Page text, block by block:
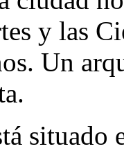
y las
Un
situado